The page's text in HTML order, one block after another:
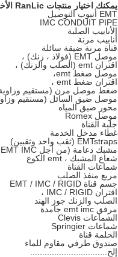
يمكنك اختيار منتجات RanLic الأخرى الخاصة بـ Conduit التالية:
EMT أنبوب التوصيل
IMC CONDUIT PIPE
الأنابيب الصلبة
أنابيب مرنة
قناة مرنة ضيقة سائلة
موصل EMT (فولاذ ، زنك) ،
اقتران emt (الصلب والزنك) ،
موصل ضغط emt،
اقتران ضغط emt ،
ضغط موصل مرن (مستقيم
موصل ضيق السائل (مستقيم
محور ضيق المياه
موصل Romex
جلبة القناة
غطاء مدخل الخدمة
EMTstraps (ثقب واحد وثقبين)
مشبك دعامة (من أجل EMT IMC والصلب)
شعاع المشبك ، emt الكوع
شماعات القناة
مربع منفذ الصلب
جسم قناة EMT / IMC / RIGID
اقتران IMC / RIGID ،
الصلب والزنك جوز الهند
مرفق emt imc جامدة
الشماعات Clevis
شماعات Springier
الحلمة قناة
صندوق طرفي مقاوم للماء
إلخ................................